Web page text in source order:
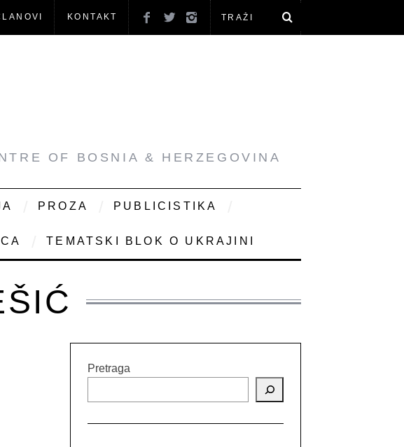
KONTAKT
OF BOSNIA & HERZEGOVINA
PROZA PUBLICISTIKA
TEMATSKI BLOK O UKRAJINI
Pretraga